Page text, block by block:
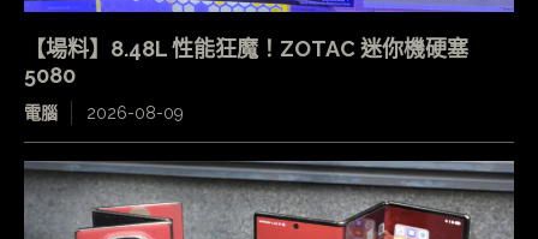
【場料】8.48L 性能狂魔！ZOTAC 迷你機硬塞
5080
電腦 2026-08-09